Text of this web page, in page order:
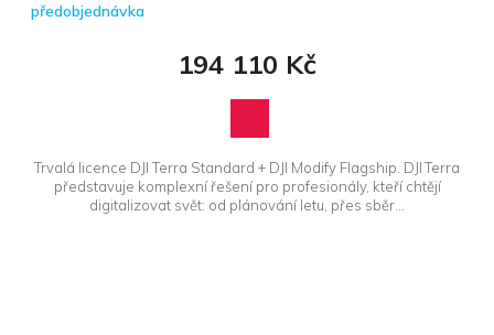
předobjednávka
194 110 Kč
Trvalá licence DJI Terra Standard + DJI Modify Flagship. DJI Terra
představuje komplexní řešení pro profesionály, kteří chtějí
digitalizovat svět: od plánování letu, přes sběr...